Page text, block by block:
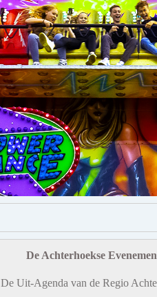
De Achterhoekse
De Uit-Agenda van de Regio